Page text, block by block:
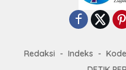
Redaksi Indeks